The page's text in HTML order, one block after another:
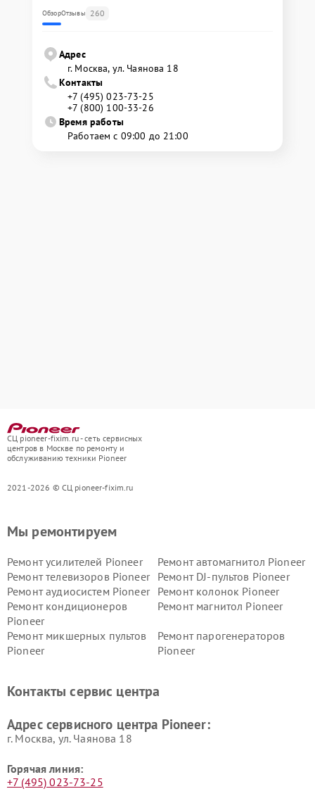
ОбзорОтзывы 260
Адрес
г. Москва, ул. Чаянова 18
Контакты
+7 (495) 023-73-25
+7 (800) 100-33-26
Время работы
Работаем с 09:00 до 21:00
СЦ pioneer-fixim.ru - сеть сервисных
центров в Москве по ремонту и
обслуживанию техники Pioneer
2021-2026 © СЦ pioneer-fixim.ru
Мы ремонтируем
Ремонт усилителей Pioneer
Ремонт автомагнитол Pioneer
Ремонт телевизоров Pioneer
Ремонт DJ-пультов Pioneer
Ремонт аудиосистем Pioneer
Ремонт колонок Pioneer
Ремонт кондиционеров
Pioneer
Ремонт магнитол Pioneer
Ремонт микшерных пультов
Pioneer
Ремонт парогенераторов
Pioneer
Контакты сервис центра
Адрес сервисного центра Pioneer:
г. Москва, ул. Чаянова 18
Горячая линия:
+7 (495) 023-73-25